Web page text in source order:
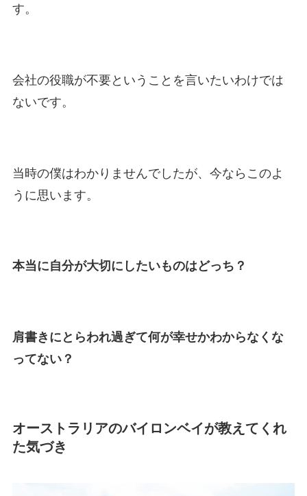
す。
会社の役職が不要ということを言いたいわけでは
ないです。
当時の僕はわかりませんでしたが、今ならこのよ
うに思います。
本当に自分が大切にしたいものはどっち？
肩書きにとらわれ過ぎて何が幸せかわからなくな
ってない？
オーストラリアのバイロンベイが教えてくれ
た気づき